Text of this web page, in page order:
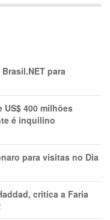
para
US$ 400 milhões
é inquilino
para visitas no Dia
critica a Faria